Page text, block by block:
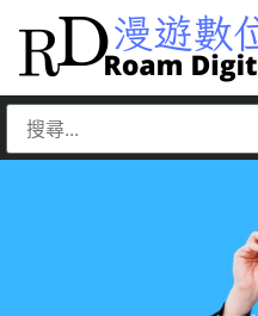
一起跟著數位教練蔡正信蔡